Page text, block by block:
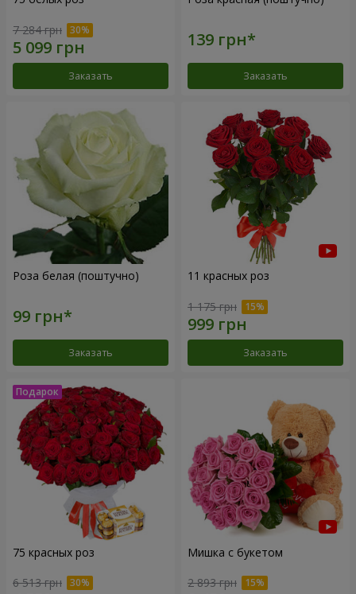
7 284 грн
Заказать Заказать
Роза белая (поштучно)
Заказать
11 красных роз
1 175 грн
Заказать
75 красных роз
6 513 грн
Мишка с букетом
2 893 грн